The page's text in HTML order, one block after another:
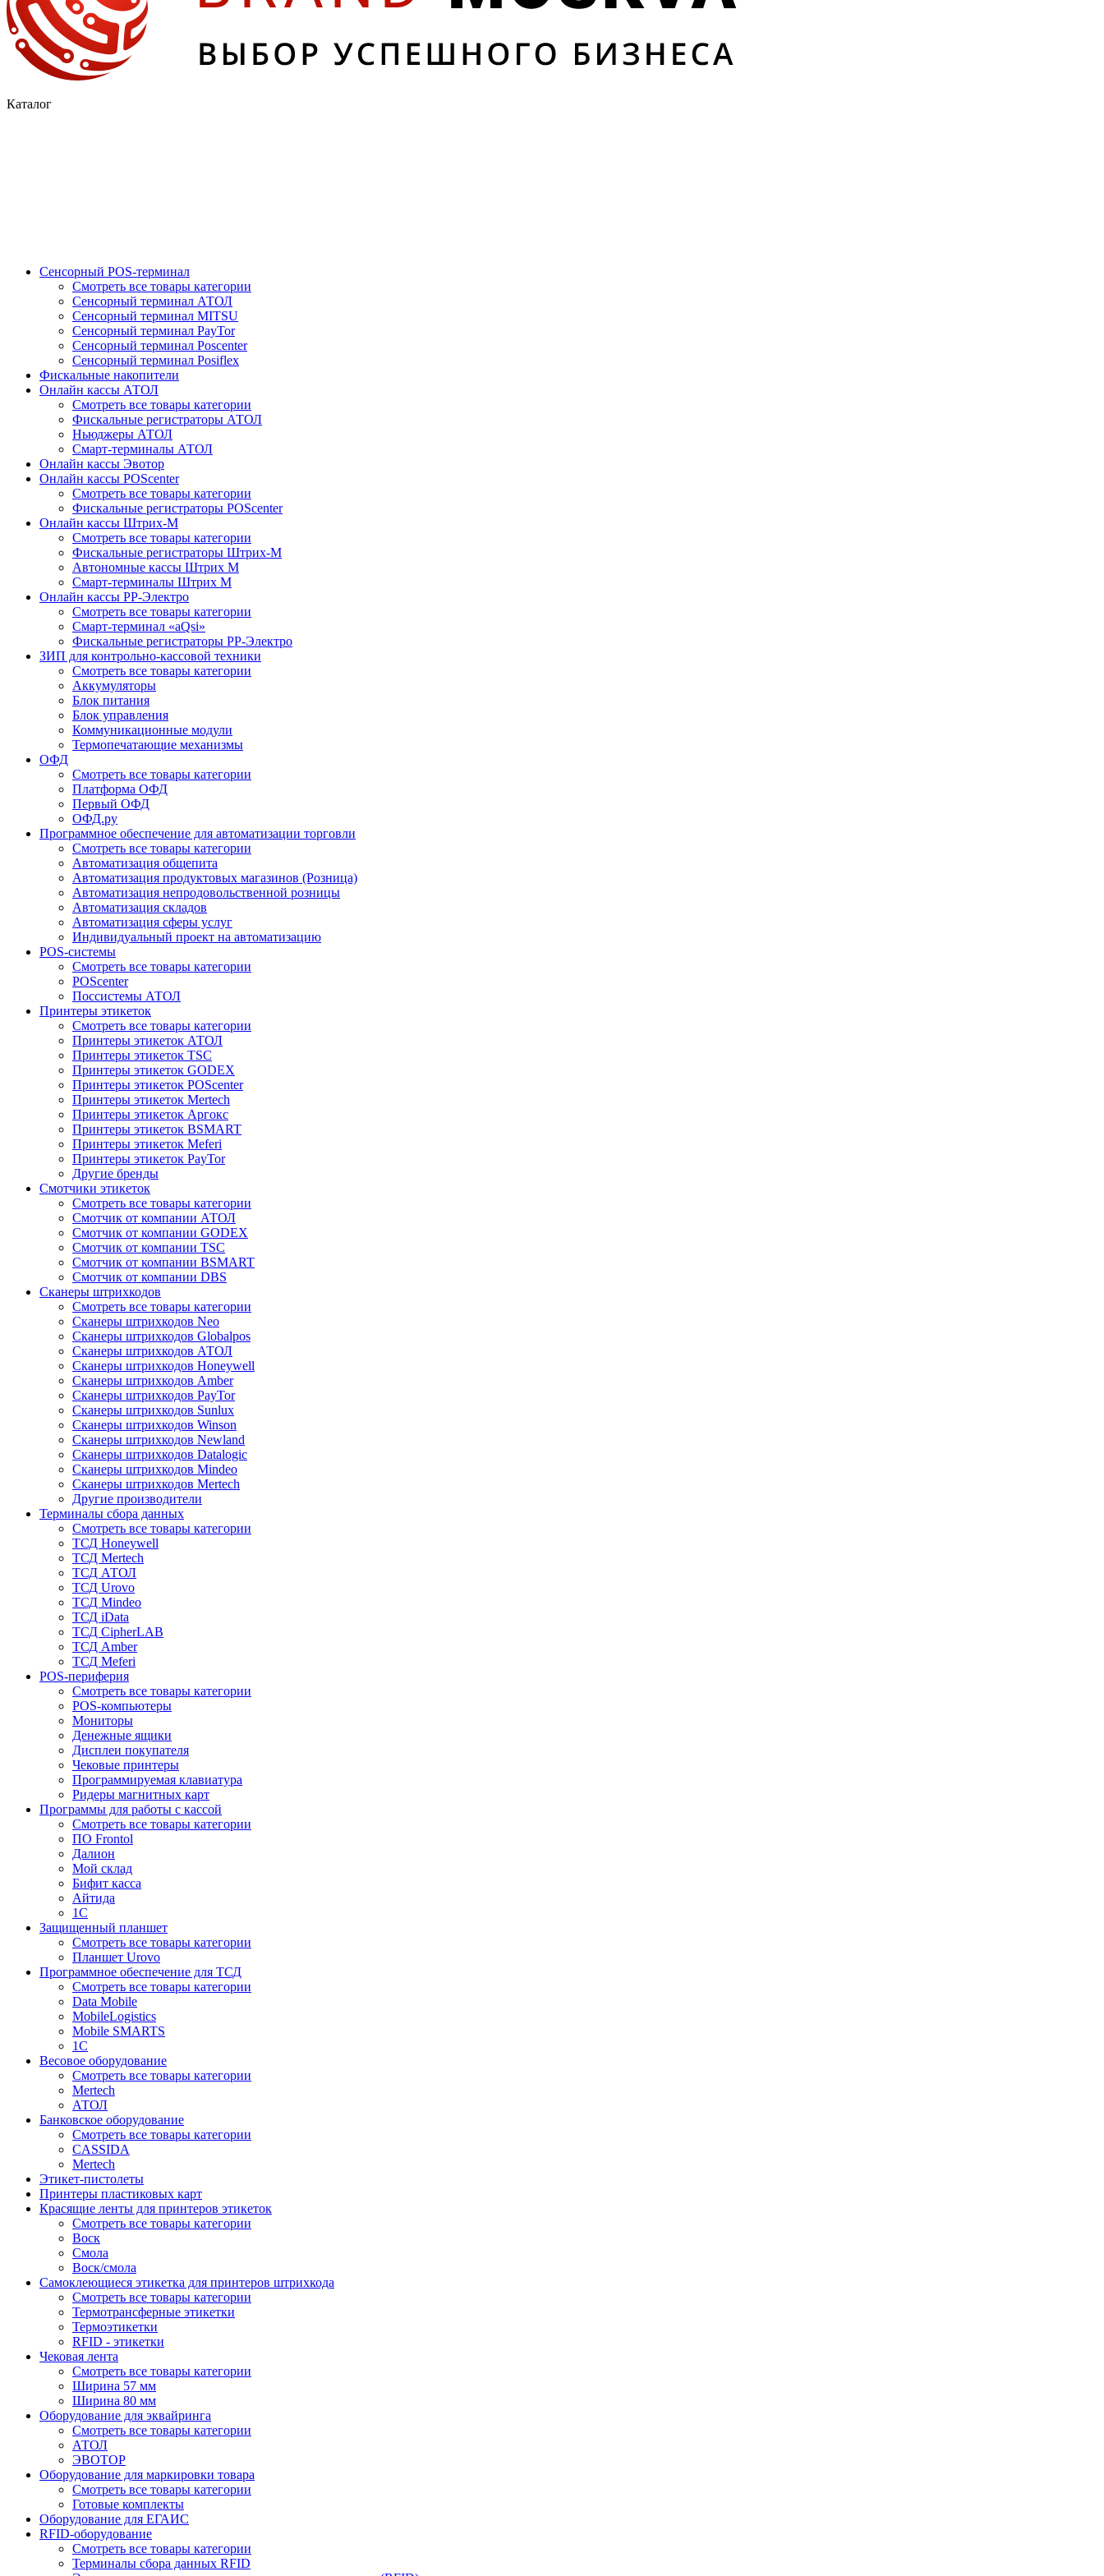
Каталог
Сенсорный POS-терминал
Смотреть все товары категории
Сенсорный терминал АТОЛ
Сенсорный терминал MITSU
Сенсорный терминал PayTor
Сенсорный терминал Poscenter
Сенсорный терминал Posiflex
Фискальные накопители
Онлайн кассы АТОЛ
Смотреть все товары категории
Фискальные регистраторы АТОЛ
Ньюджеры АТОЛ
Смарт-терминалы АТОЛ
Онлайн кассы Эвотор
Онлайн кассы POScenter
Смотреть все товары категории
Фискальные регистраторы POScenter
Онлайн кассы Штрих-М
Смотреть все товары категории
Фискальные регистраторы Штрих-М
Автономные кассы Штрих М
Смарт-терминалы Штрих М
Онлайн кассы РР-Электро
Смотреть все товары категории
Смарт-терминал «aQsi»
Фискальные регистраторы РР-Электро
ЗИП для контрольно-кассовой техники
Смотреть все товары категории
Аккумуляторы
Блок питания
Блок управления
Коммуникационные модули
Термопечатающие механизмы
ОФД
Смотреть все товары категории
Платформа ОФД
Первый ОФД
ОФД.ру
Программное обеспечение для автоматизации торговли
Смотреть все товары категории
Автоматизация общепита
Автоматизация продуктовых магазинов (Розница)
Автоматизация непродовольственной розницы
Автоматизация складов
Автоматизация сферы услуг
Индивидуальный проект на автоматизацию
POS-системы
Смотреть все товары категории
POScenter
Поссистемы АТОЛ
Принтеры этикеток
Смотреть все товары категории
Принтеры этикеток АТОЛ
Принтеры этикеток TSC
Принтеры этикеток GODEX
Принтеры этикеток POScenter
Принтеры этикеток Mertech
Принтеры этикеток Аргокс
Принтеры этикеток BSMART
Принтеры этикеток Meferi
Принтеры этикеток PayTor
Другие бренды
Смотчики этикеток
Смотреть все товары категории
Смотчик от компании АТОЛ
Смотчик от компании GODEX
Смотчик от компании TSC
Смотчик от компании BSMART
Смотчик от компании DBS
Сканеры штрихкодов
Смотреть все товары категории
Сканеры штрихкодов Neo
Сканеры штрихкодов Globalpos
Сканеры штрихкодов АТОЛ
Сканеры штрихкодов Honeywell
Сканеры штрихкодов Amber
Сканеры штрихкодов PayTor
Сканеры штрихкодов Sunlux
Сканеры штрихкодов Winson
Сканеры штрихкодов Newland
Сканеры штрихкодов Datalogic
Сканеры штрихкодов Mindeo
Сканеры штрихкодов Mertech
Другие производители
Терминалы сбора данных
Смотреть все товары категории
ТСД Honeywell
ТСД Mertech
ТСД АТОЛ
ТСД Urovo
ТСД Mindeo
ТСД iData
ТСД CipherLAB
ТСД Amber
ТСД Meferi
POS-периферия
Смотреть все товары категории
POS-компьютеры
Мониторы
Денежные ящики
Дисплеи покупателя
Чековые принтеры
Программируемая клавиатура
Ридеры магнитных карт
Программы для работы с кассой
Смотреть все товары категории
ПО Frontol
Далион
Мой склад
Бифит касса
Айтида
1С
Защищенный планшет
Смотреть все товары категории
Планшет Urovo
Программное обеспечение для ТСД
Смотреть все товары категории
Data Mobile
MobileLogistics
Mobile SMARTS
1С
Весовое оборудование
Смотреть все товары категории
Mertech
АТОЛ
Банковское оборудование
Смотреть все товары категории
CASSIDA
Mertech
Этикет-пистолеты
Принтеры пластиковых карт
Красящие ленты для принтеров этикеток
Смотреть все товары категории
Воск
Смола
Воск/смола
Самоклеющиеся этикетка для принтеров штрихкода
Смотреть все товары категории
Термотрансферные этикетки
Термоэтикетки
RFID - этикетки
Чековая лента
Смотреть все товары категории
Ширина 57 мм
Ширина 80 мм
Оборудование для эквайринга
Смотреть все товары категории
АТОЛ
ЭВОТОР
Оборудование для маркировки товара
Смотреть все товары категории
Готовые комплекты
Оборудование для ЕГАИС
RFID-оборудование
Смотреть все товары категории
Терминалы сбора данных RFID